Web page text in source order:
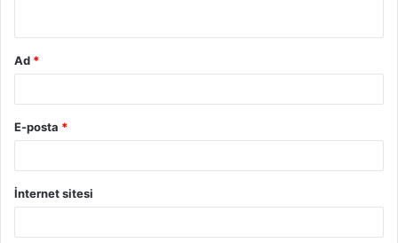
Ad *
E-posta *
İnternet sitesi